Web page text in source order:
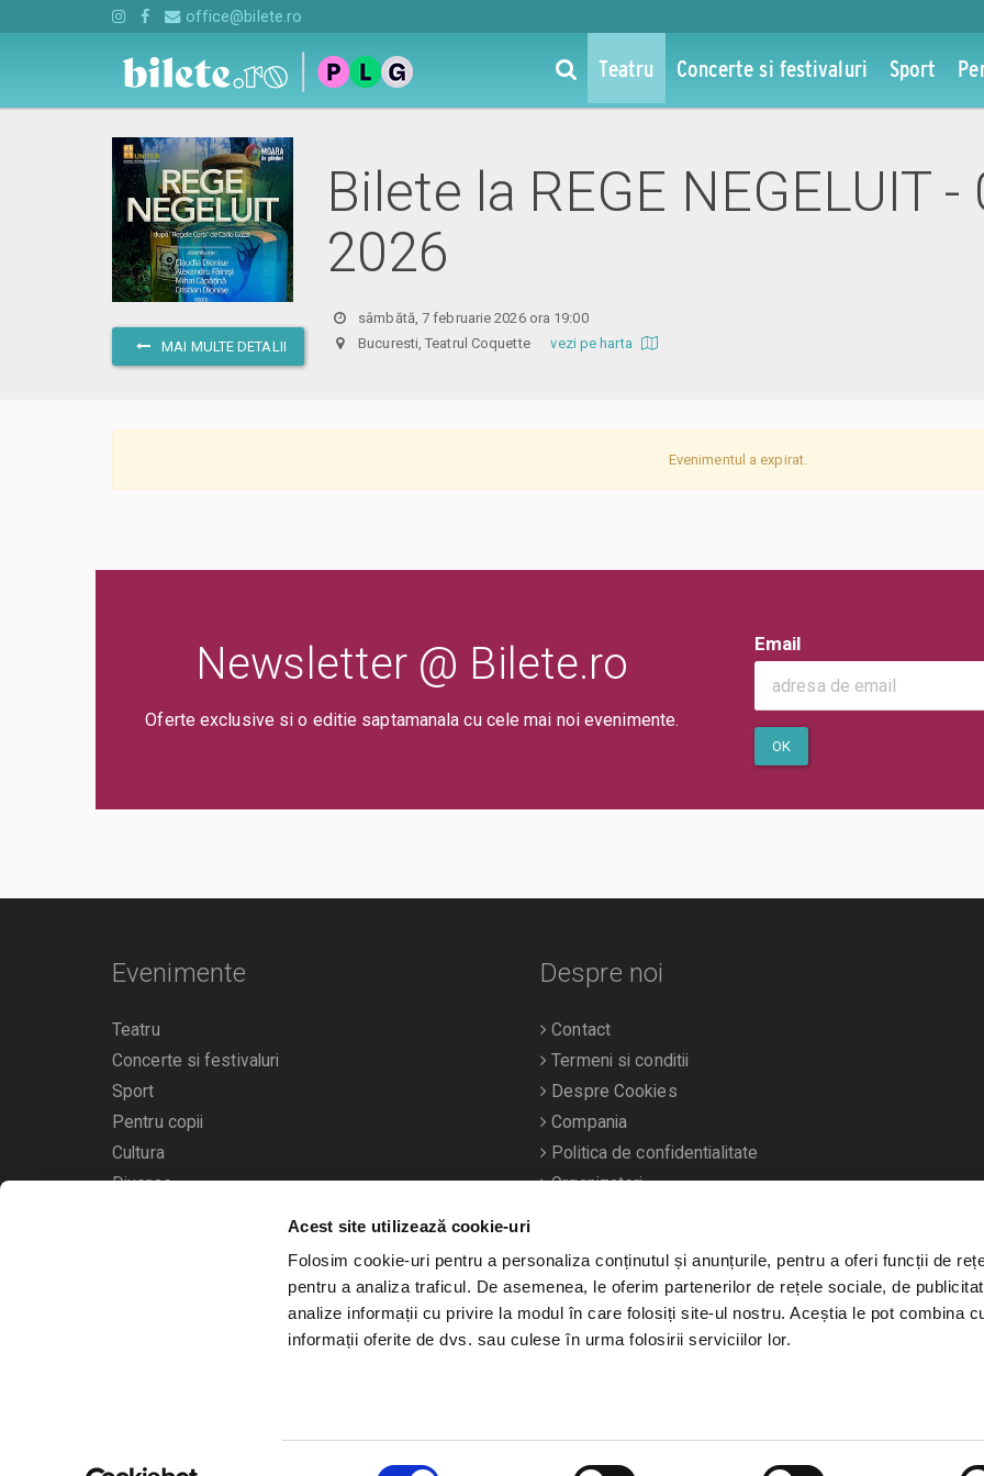
Acest site utilizează cookie-uri
Folosim cookie-uri pentru a personaliza conținutul și anunțurile, pentru a oferi funcții de
pentru a analiza traficul. De asemenea, le oferim partenerilor de rețele sociale, de
analize informații cu privire la modul în care folosiți site-ul nostru. Aceștia le pot combina
informații oferite de dvs. sau culese în urma folosirii serviciilor lor.
office@bilete.ro
Teatru Concerte si festivaluri Sport
MAI MULTE DETALII
Bilete la REGE NEGELUIT -
2026
sâmbătă, 7 februarie 2026 ora 19:00
Bucuresti, Teatrul Coquettevezi pe harta
Evenimentul a expirat.
Newsletter @ Bilete.ro
Oferte exclusive si o editie saptamanala cu cele mai noi evenimente.
Email
OK
Evenimente
Teatru
Concerte si festivaluri
Sport
Pentru copii
Cultura
Diverse
Calendarul evenimentelor
Despre noi
Contact
Termeni si conditii
Despre Cookies
Compania
Politica de confidentialitate
Organizatori
Bilete.ro